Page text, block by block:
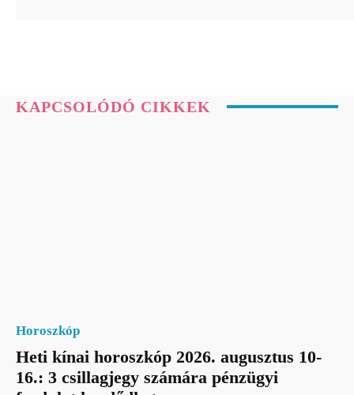
KAPCSOLÓDÓ CIKKEK
Horoszkóp
Heti kínai horoszkóp 2026. augusztus 10-
16.: 3 csillagjegy számára pénzügyi